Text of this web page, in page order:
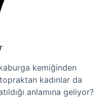
kemiğinden
kadınlar da
anlamına geliyor?